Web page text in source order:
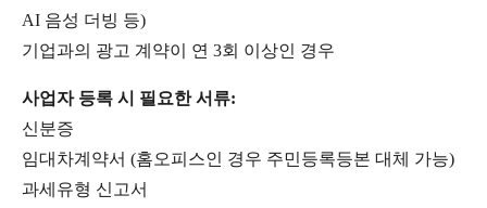
AI 음성 더빙 등)
기업과의 광고 계약이 연 3회 이상인 경우
사업자 등록 시 필요한 서류:
신분증
임대차계약서 (홈오피스인 경우 주민등록등본 대체 가능)
과세유형 신고서